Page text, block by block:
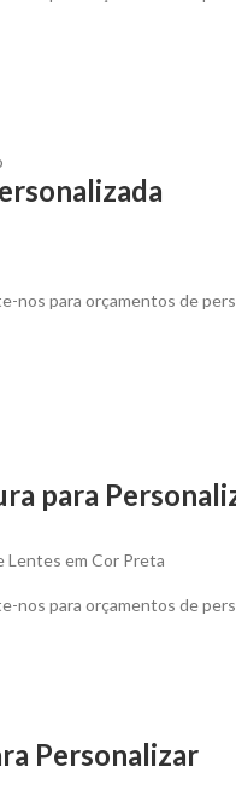
nos para orçamentos de
para
Lentes em Cor Preta
nos para orçamentos de
Personalizar